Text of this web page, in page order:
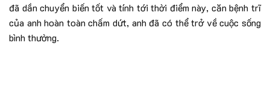
đã dần chuyển biến tốt và tính tới thời điểm này, căn bệnh trĩ
của anh hoàn toàn chấm dứt, anh đã có thể trở về cuộc sống
bình thường.